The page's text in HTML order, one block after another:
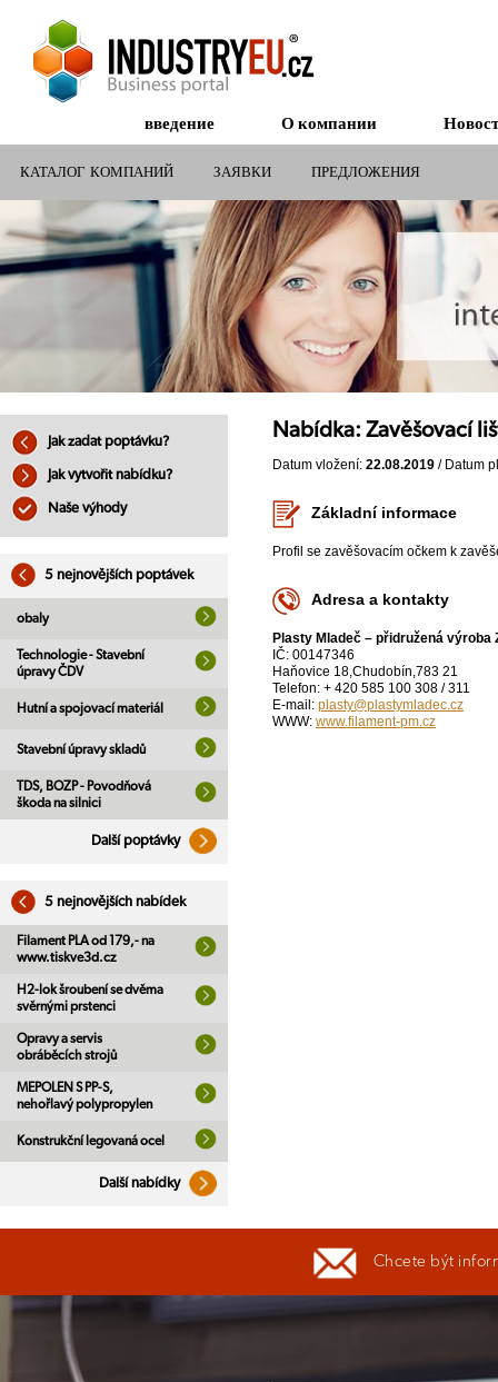
введение О компании
КАТАЛОГ КОМПАНИЙ ЗАЯВКИ ПРЕДЛОЖЕНИЯ
СУБСИДИИ ДЛЯ КОМПАНИЙ
Jak zadat poptávku?
Jak vytvořit nabídku?
Naše výhody
5 nejnovějších poptávek
obaly
Technologie - Stavební
úpravy ČDV
Hutní a spojovací materiál
Stavební úpravy skladů
TDS, BOZP - Povodňová
škoda na silnici
Další poptávky
5 nejnovějších nabídek
Filament PLA od 179,- na
www.tiskve3d.cz
H2-lok šroubení se dvěma
svěrnými prstenci
Opravy a servis
obráběcích strojů
MEPOLEN S PP-S,
nehořlavý polypropylen
Konstrukční legovaná ocel
Další nabídky
Nabídka: Zavěšovací
Datum vložení: 22.08.2019 / Datum
Základní informace
Profil se zavěšovacím očkem k
Adresa a kontakty
Plasty Mladeč – přidružená výroba
IČ: 00147346
Haňovice 18,Chudobín,783 21
Telefon: + 420 585 100 308 / 311
E-mail: plasty@plastymladec.cz
WWW: www.filament-pm.cz
Chcete být